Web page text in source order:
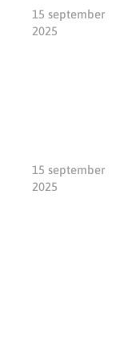
15 september
2025
15 september
2025